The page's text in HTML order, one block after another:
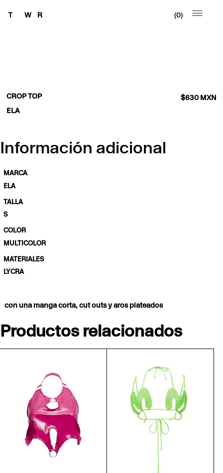
0
CROP TOP
ELA
$630MXN
Información adicional
MARCA
ELA
TALLA
S
COLOR
MULTICOLOR
MATERIALES
LYCRA
con una manga corta, cut outs y aros plateados
Productos relacionados